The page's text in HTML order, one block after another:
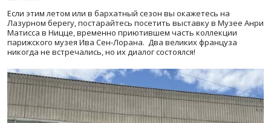
Если этим летом или в бархатный сезон вы окажетесь на
Лазурном берегу, постарайтесь посетить выставку в Музее Анри
Матисса в Ницце, временно приютившем часть коллекции
парижского музея Ива Сен-Лорана. Два великих француза
никогда не встречались, но их диалог состоялся!